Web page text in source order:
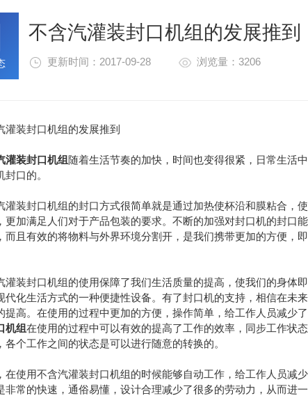
不含汽灌装封口机组的发展推到
更新时间：2017-09-28 浏览量：3206
装封口机组的发展推到
灌装封口机组随着生活节奏的加快，时间也变得很紧，日常生活
封口的。
封口机组的封口方式很简单就是通过加热使杯沿和膜粘合，
更加满足人们对于产品包装的要求。不断的加强对封口机的封口
而且有效的将物料与外界环境分割开，是我们携带更加的方便，
封口机组的使用保障了我们生活质量的提高，使我们的身体
代化生活方式的一种便捷性设备。有了封口机的支持，相信在未
提高。在使用的过程中更加的方便，操作简单，给工作人员减少
机组在使用的过程中可以有效的提高了工作的效率，同步工作状
各个工作之间的状态是可以进行随意的转换的。
用不含汽灌装封口机组的时候能够自动工作，给工作人员减
非常的快速，通俗易懂，设计合理减少了很多的劳动力，从而进